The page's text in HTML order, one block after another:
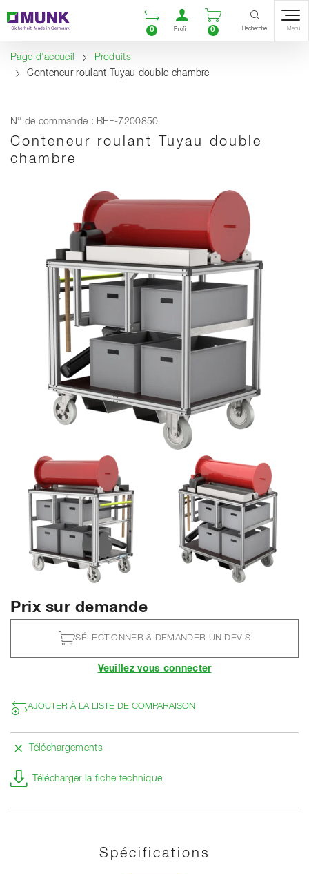
Contenu
Sommaire
Navigation Ouvrir la liste
0
Ouvrir un compte
Profil
Ouvrir le
0 Recherche Menu
Page d'accueil
Produits
Conteneur roulant Tuyau double chambre
N° de commande : REF-7200850
Conteneur roulant Tuyau double
chambre
Prix sur demande
SÉLECTIONNER & DEMANDER UN DEVIS
Veuillez vous connecter
AJOUTER À LA LISTE DE COMPARAISON
Téléchargements
Télécharger la fiche technique
Spécifications